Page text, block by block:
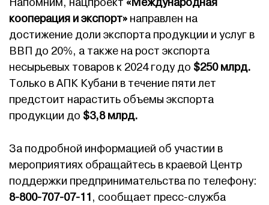
кооперация и экспорт» направлен на
достижение доли экспорта продукции и услуг в
ВВП до 20%, а также на рост экспорта
несырьевых товаров к 2024 году до $250 млрд.
Только в АПК Кубани в течение пяти лет
предстоит нарастить объемы экспорта
продукции до $3,8 млрд.
За подробной информацией об участии в
мероприятиях обращайтесь в краевой Центр
поддержки предпринимательства по телефону:
8-800-707-07-11, сообщает пресс-служба